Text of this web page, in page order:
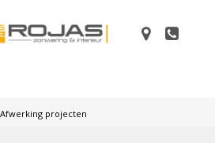
Afwerking projecten